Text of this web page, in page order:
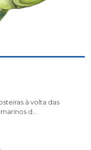
à volta das
d...